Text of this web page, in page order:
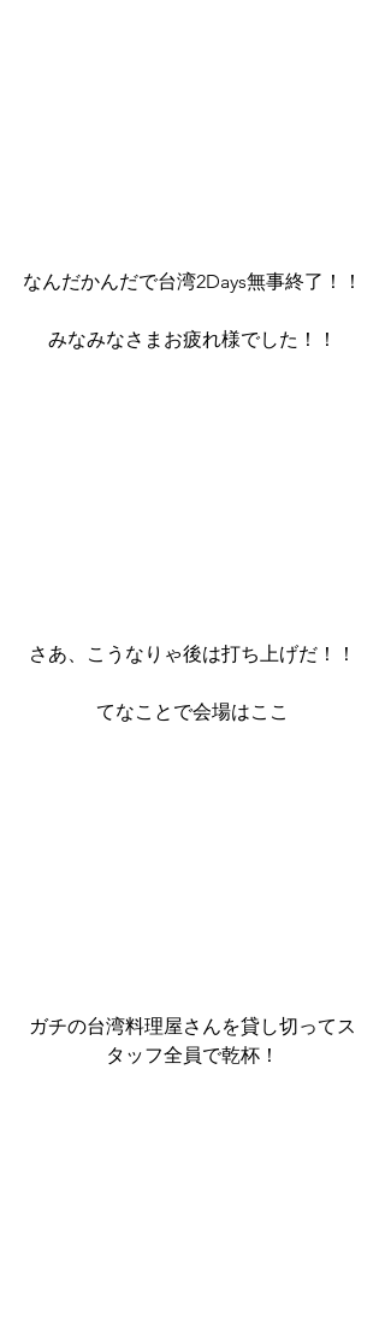
なんだかんだで台湾2Days無事終了！！
みなみなさまお疲れ様でした！！
さあ、こうなりゃ後は打ち上げだ！！
てなことで会場はここ
ガチの台湾料理屋さんを貸し切ってス
タッフ全員で乾杯！